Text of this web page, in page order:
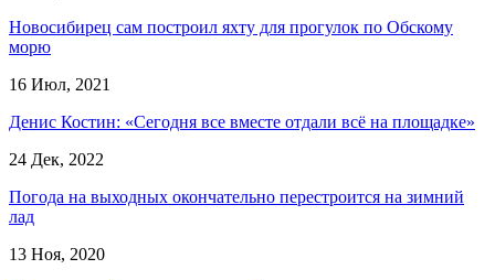
Новосибирец сам построил яхту для прогулок по Обскому
морю
16 Июл, 2021
Денис Костин: «Сегодня все вместе отдали всё на площадке»
24 Дек, 2022
Погода на выходных окончательно перестроится на зимний
лад
13 Ноя, 2020